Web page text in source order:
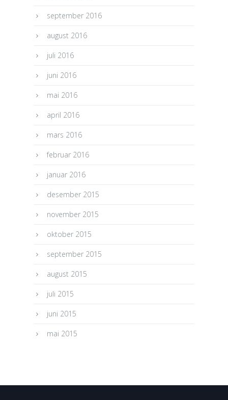
september 2016
august 2016
juli 2016
juni 2016
mai 2016
april 2016
mars 2016
februar 2016
januar 2016
desember 2015
november 2015
oktober 2015
september 2015
august 2015
juli 2015
juni 2015
mai 2015